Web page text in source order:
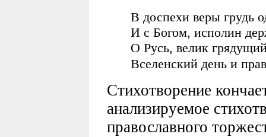
В доспехи веры грудь
И с Богом, исполин
О Русь, велик
Вселенский день и
Стихотворение
анализируемое
православного